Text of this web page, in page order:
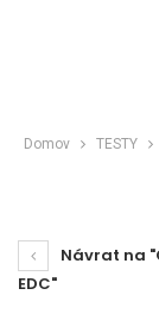
Domov TESTY
Návrat na
EDC"